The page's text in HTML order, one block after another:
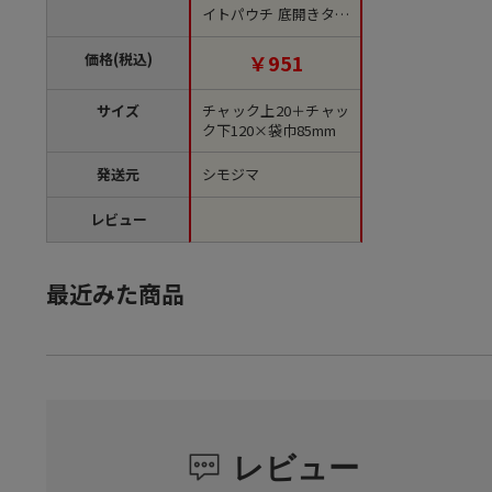
価格(税込)
サイズ
発送元
レビュー
イトパウチ 底開きタイ
プ AL-DW 50枚/袋
￥951
チャック上20＋チャッ
ク下120×袋巾85mm
シモジマ
最近みた商品
レビュー